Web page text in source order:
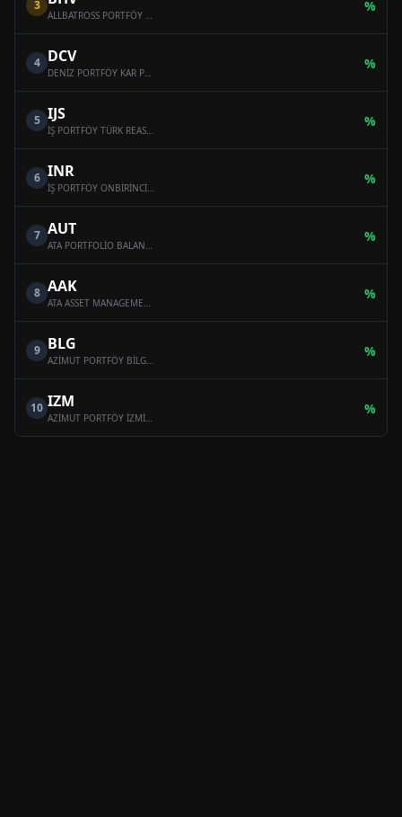
3
ALLBATROSS PORTFÖY BAHAR HİSSE SENEDİ SERBEST FON (HİSSE SENEDİ YOĞUN FON)
%
4 DCV
DENİZ PORTFÖY KAR PAYI ÖDEYEN SERBEST (DÖVİZ) FON
%
5 IJS
İŞ PORTFÖY TÜRK REASÜRANS SERBEST ÖZEL FON
%
6 INR
İŞ PORTFÖY ONBİRİNCİ SERBEST (DÖVİZ) FON
%
7 AUT
ATA PORTFOLİO BALANCED VARİABLE FUND
%
8 AAK
ATA ASSET MANAGEMENT MULTI-ASSET VARIABLE FUND
%
9 BLG
AZİMUT PORTFÖY BİLGE SERBEST ÖZEL FON
%
10 IZM
AZİMUT PORTFÖY İZMİR SERBEST (TL) ÖZEL FON
%